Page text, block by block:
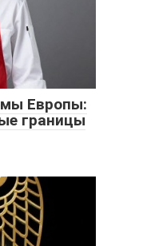
Европы:
границы